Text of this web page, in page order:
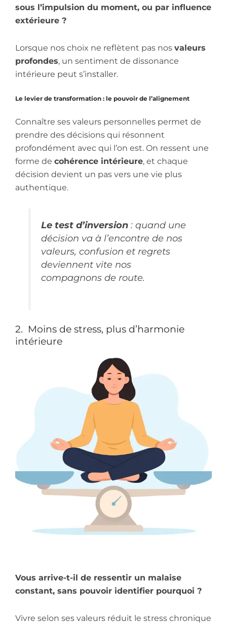
sous l’impulsion du moment, ou par influence
extérieure ?
Lorsque nos choix ne reflètent pas nos valeurs
profondes, un sentiment de dissonance
intérieure peut s’installer.
Le levier de transformation : le pouvoir de l’alignement
Connaître ses valeurs personnelles permet de
prendre des décisions qui résonnent
profondément avec qui l’on est. On ressent une
forme de cohérence intérieure, et chaque
décision devient un pas vers une vie plus
authentique.
Le test d’inversion : quand une
décision va à l’encontre de nos
valeurs, confusion et regrets
deviennent vite nos
compagnons de route.
2. Moins de stress, plus d’harmonie
intérieure
Vous arrive-t-il de ressentir un malaise
constant, sans pouvoir identifier pourquoi ?
Vivre selon ses valeurs réduit le stress chronique